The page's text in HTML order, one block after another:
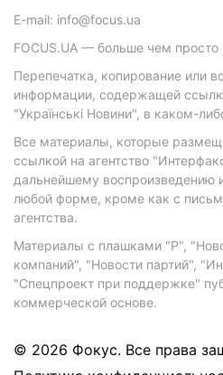
E-mail: info@focus.ua
FOCUS.UA — больше чем просто
Перепечатка, копирование или
информации, содержащей
"Українські Новини", в каком-
Все материалы, которые
ссылкой на агентство
дальнейшему воспроизведению
любой форме, кроме как с
агентства.
Материалы с плашками "Р",
компаний", "Новости партий",
"Спецпроект при поддержке"
коммерческой основе.
© 2026 Фокус. Все права